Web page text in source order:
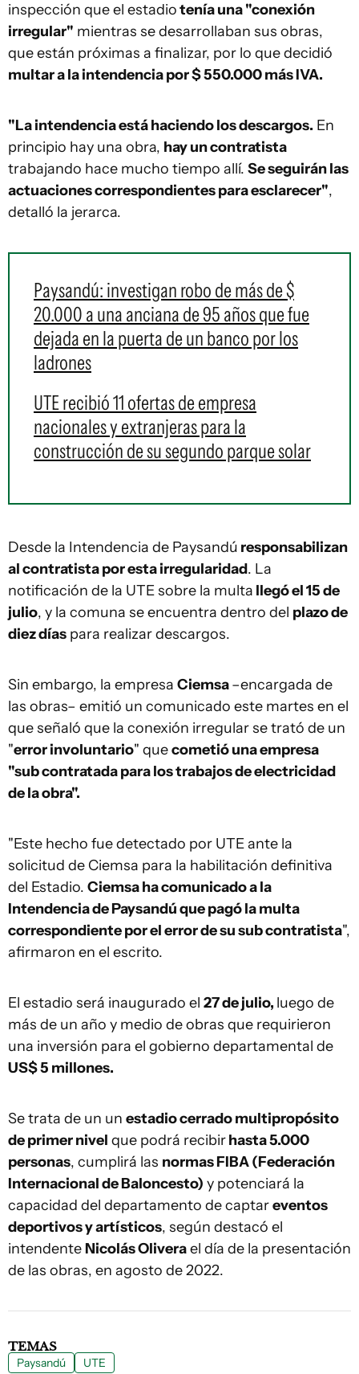
inspección que el estadiotenía una "conexión
irregular" mientras se desarrollaban sus obras,
que están próximas a finalizar, por lo que decidió
multar a la intendencia por $ 550.000 más IVA.
"La intendencia está haciendo los descargos. En
principio hay una obra, hay un contratista
trabajando hace mucho tiempo allí. Se seguirán las
actuaciones correspondientes para esclarecer",
detalló la jerarca.
Paysandú: investigan robo de más de $
20.000 a una anciana de 95 años que fue
dejada en la puerta de un banco por los
ladrones
UTE recibió 11 ofertas de empresa
nacionales y extranjeras para la
construcción de su segundo parque solar
Desde la Intendencia de Paysandú responsabilizan
al contratista por esta irregularidad. La
notificación de la UTE sobre la multa llegó el 15 de
julio, y la comuna se encuentra dentro del plazo de
diez días para realizar descargos.
Sin embargo, la empresa Ciemsa–encargada de
las obras– emitió un comunicado este martes en el
que señaló que la conexión irregular se trató de un
"error involuntario" quecometió una empresa
"sub contratada para los trabajos de electricidad
de la obra".
"Este hecho fue detectado por UTE ante la
solicitud de Ciemsa para la habilitación definitiva
del Estadio. Ciemsa ha comunicado a la
Intendencia de Paysandú que pagó la multa
correspondiente por el error de su sub contratista",
afirmaron en el escrito.
El estadio será inaugurado el 27 de julio, luego de
más de un año y medio de obras que requirieron
una inversión para el gobierno departamental de
US$ 5 millones.
Se trata de un un estadio cerrado multipropósito
de primer nivel que podrá recibirhasta 5.000
personas, cumplirá las normas FIBA (Federación
Internacional de Baloncesto) y potenciará la
capacidad del departamento de captareventos
deportivos y artísticos, según destacó el
intendente Nicolás Oliverael día de la presentación
de las obras, en agosto de 2022.
TEMAS
Paysandú UTE